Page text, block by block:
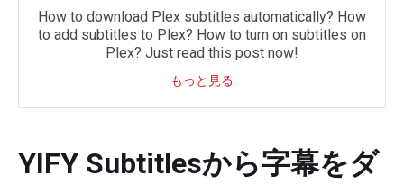
How to download Plex subtitles automatically? How
to add subtitles to Plex? How to turn on subtitles on
Plex? Just read this post now!
もっと見る
YIFY Subtitlesから字幕をダ